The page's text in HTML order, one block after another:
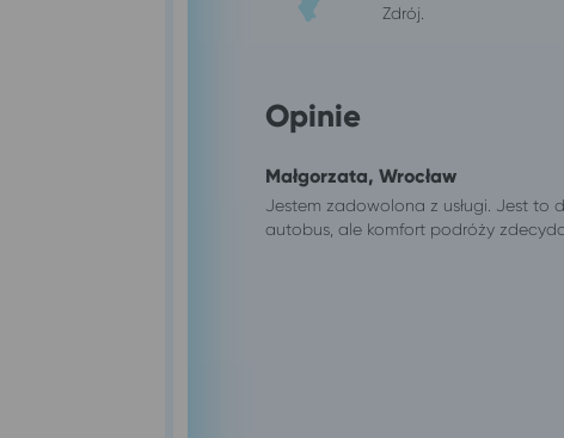
Zdrój.
Opinie
Małgorzata, Wrocław
Jestem zadowolona z usługi. Jest
autobus, ale komfort podróży